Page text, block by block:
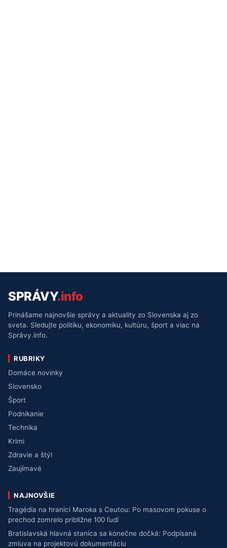
SPRÁVY.info
Prinášame najnovšie správy a aktuality zo Slovenska aj zo
sveta. Sledujte politiku, ekonomiku, kultúru, šport a viac na
Správy.info.
RUBRIKY
Domáce novinky
Slovensko
Šport
Podnikanie
Technika
Krimi
Zdravie a štýl
Zaujímavé
NAJNOVŠIE
Tragédia na hranici Maroka s Ceutou: Po masovom pokuse o
prechod zomrelo približne 100 ľudí
Bratislavská hlavná stanica sa konečne dočká: Podpísaná
zmluva na projektovú dokumentáciu